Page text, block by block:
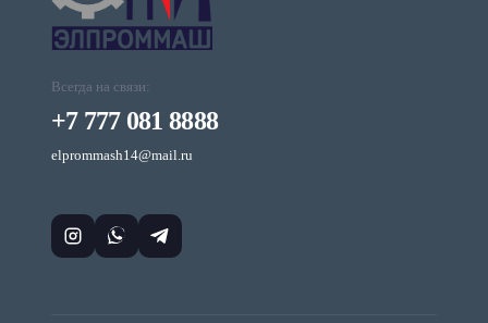
Всегда на связи:
+7 777 081 8888
elprommash14@mail.ru